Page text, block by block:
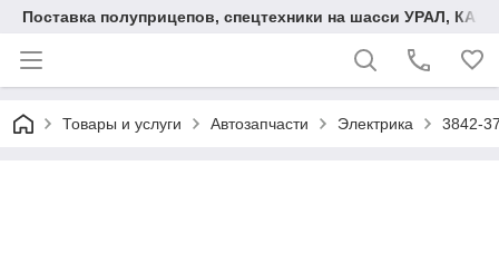
Поставка полуприцепов, спецтехники на шасси УРАЛ,
Товары и услуги Автозапчасти Электрика 3842-